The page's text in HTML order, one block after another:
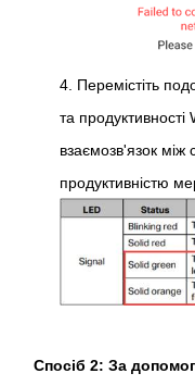
4. Перемістіть
та
взаємозв'язок між
продуктивністю
Спосіб 2: За